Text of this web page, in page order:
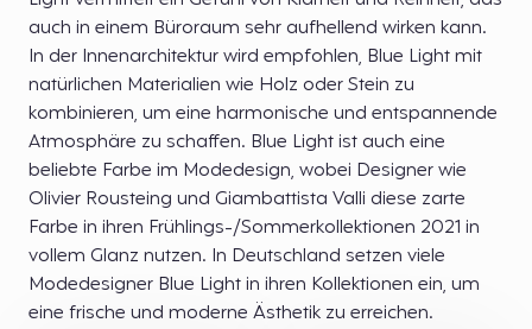
auch in einem Büroraum sehr aufhellend wirken kann.
In der Innenarchitektur wird empfohlen, Blue Light mit
natürlichen Materialien wie Holz oder Stein zu
kombinieren, um eine harmonische und entspannende
Atmosphäre zu schaffen. Blue Light ist auch eine
beliebte Farbe im Modedesign, wobei Designer wie
Olivier Rousteing und Giambattista Valli diese zarte
Farbe in ihren Frühlings-/Sommerkollektionen 2021 in
vollem Glanz nutzen. In Deutschland setzen viele
Modedesigner Blue Light in ihren Kollektionen ein, um
eine frische und moderne Ästhetik zu erreichen.